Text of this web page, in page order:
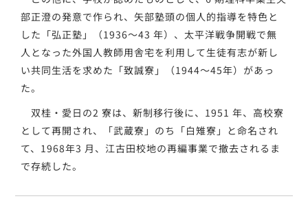
部正澄の発意で作られ、矢部塾頭の個人的指導を特色と
した「弘正塾」（1936～43 年）、太平洋戦争開戦で無
人となった外国人教師用舎宅を利用して生徒有志が新し
い共同生活を求めた「致誠寮」（1944～45年）があっ
た。
双桂・愛日の2 寮は、新制移行後に、1951 年、高校寮
として再開され、「武蔵寮」のち「白雉寮」と命名され
て、1968年3 月、江古田校地の再編事業で撤去されるま
で存続した。